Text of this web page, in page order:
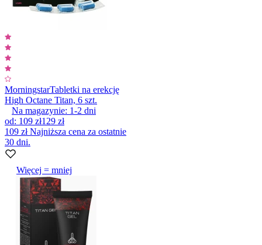
MorningstarTabletki na erekcję
High Octane Titan, 6 szt.
Na magazynie: 1-2 dni
od: 109 zł129 zł
109 złNajniższa cena za ostatnie
30 dni.
Więcej = mniej